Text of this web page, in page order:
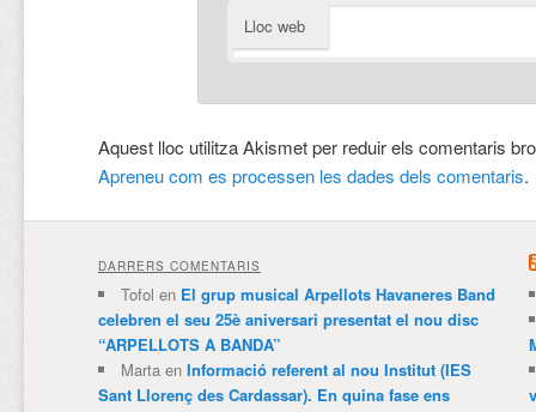
Lloc web
Aquest lloc utilitza Akismet per reduir els comentaris
Apreneu com es processen les dades dels comentaris.
DARRERS COMENTARIS
Tofol en El grup musical Arpellots Havaneres Band
celebren el seu 25è aniversari presentat el nou disc
“ARPELLOTS A BANDA”
Martaen Informació referent al nou Institut (IES
Sant Llorenç des Cardassar). En quina fase ens